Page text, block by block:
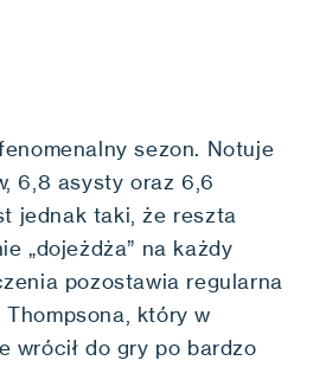
sezon. Notuje
6,8 asysty oraz 6,6
jednak taki, że reszta
„dojeżdża” na każdy
pozostawia regularna
który w
wrócił do gry po bardzo